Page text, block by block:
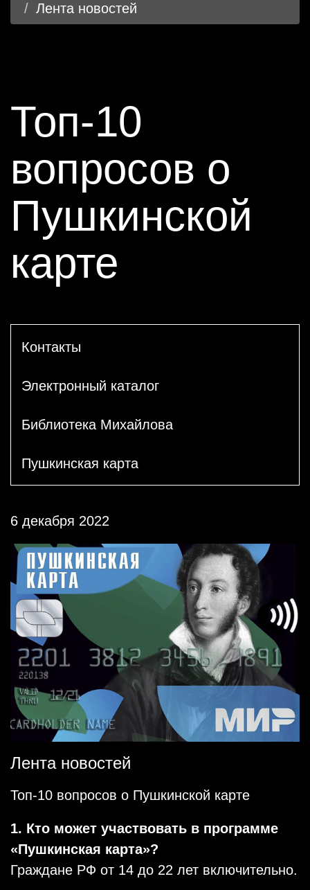
Лента новостей
Топ-10
вопросов о
Пушкинской
карте
Контакты
Электронный каталог
Библиотека Михайлова
Пушкинская карта
6 декабря 2022
Лента новостей
Топ-10 вопросов о Пушкинской карте
1. Кто может участвовать в программе
«Пушкинская карта»?
Граждане РФ от 14 до 22 лет включительно.